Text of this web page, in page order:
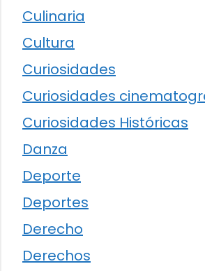
Culinaria
Cultura
Curiosidades
Curiosidades
Curiosidades Históricas
Danza
Deporte
Deportes
Derecho
Derechos